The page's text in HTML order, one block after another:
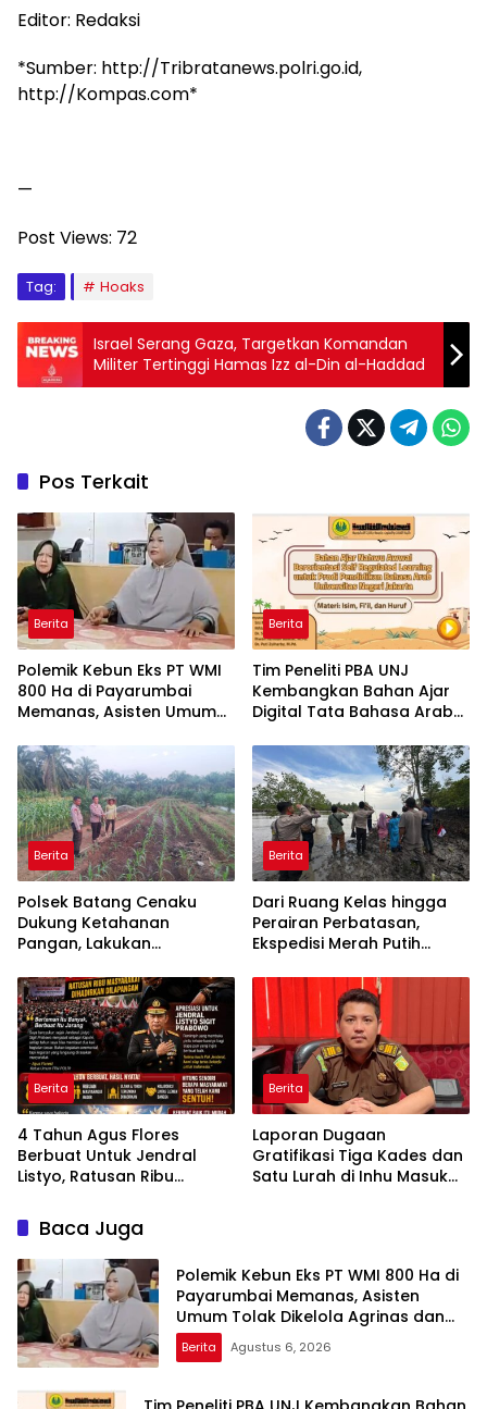
Editor: Redaksi
*Sumber: http://Tribratanews.polri.go.id,
http://Kompas.com*
—
Post Views: 72
Tag: Hoaks
Israel Serang Gaza, Targetkan Komandan
Militer Tertinggi Hamas Izz al-Din al-Haddad
Pos Terkait
Berita
Polemik Kebun Eks PT WMI
800 Ha di Payarumbai
Memanas, Asisten Umum
Tantang Presiden Prabowo
Berita
Tim Peneliti PBA UNJ
Kembangkan Bahan Ajar
Digital Tata Bahasa Arab
Interaktif untuk Mahasiswa
Pemula
Berita
Polsek Batang Cenaku
Dukung Ketahanan
Pangan, Lakukan
Penyiraman Tanaman
Jagung Pipil di Desa Aur
Cina
Berita
Dari Ruang Kelas hingga
Perairan Perbatasan,
Ekspedisi Merah Putih
Kebangsaan di Dumai
Berita
4 Tahun Agus Flores
Berbuat Untuk Jendral
Listyo, Ratusan Ribu
Dilapangan
Berita
Laporan Dugaan
Gratifikasi Tiga Kades dan
Satu Lurah di Inhu Masuk
Baca Juga
Polemik Kebun Eks PT WMI 800 Ha di
Payarumbai Memanas, Asisten
Umum Tolak Dikelola Agrinas dan
Tantang Presiden Prabowo
Berita Agustus 6, 2026